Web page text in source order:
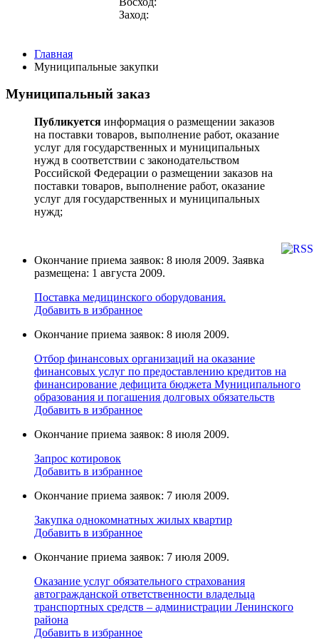
Заход:
Главная
Муниципальные закупки
Муниципальный заказ
Публикуется информация о размещении заказов
на поставки товаров, выполнение работ, оказание
услуг для государственных и муниципальных
нужд в соответствии с законодательством
Российской Федерации о размещении заказов на
поставки товаров, выполнение работ, оказание
услуг для государственных и муниципальных
нужд;
Окончание приема заявок: 8 июля 2009. Заявка
размещена: 1 августа 2009.
Поставка медицинского оборудования.
Добавить в избранное
Окончание приема заявок: 8 июля 2009.
Отбор финансовых организаций на оказание
финансовых услуг по предоставлению кредитов на
финансирование дефицита бюджета Муниципального
образования и погашения долговых обязательств
Добавить в избранное
Окончание приема заявок: 8 июля 2009.
Запрос котировок
Добавить в избранное
Окончание приема заявок: 7 июля 2009.
Закупка однокомнатных жилых квартир
Добавить в избранное
Окончание приема заявок: 7 июля 2009.
Оказание услуг обязательного страхования
автогражданской ответственности владельца
транспортных средств – администрации Ленинского
района
Добавить в избранное